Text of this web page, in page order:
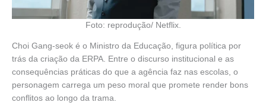
Foto: reprodução/ Netflix.
Choi Gang-seok é o Ministro da Educação, figura política por
trás da criação da ERPA. Entre o discurso institucional e as
consequências práticas do que a agência faz nas escolas, o
personagem carrega um peso moral que promete render bons
conflitos ao longo da trama.